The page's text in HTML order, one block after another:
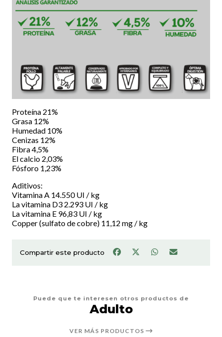
Proteína 21%
Grasa 12%
Humedad 10%
Cenizas 12%
Fibra 4,5%
El calcio 2,03%
Fósforo 1,23%
Aditivos:
Vitamina A 14.550 UI / kg
La vitamina D3 2.293 UI / kg
La vitamina E 96,83 UI / kg
Copper (sulfato de cobre) 11,12 mg / kg
Compartir este producto
Puede que te interesen otros productos de
Adulto
VER MÁS PRODUCTOS